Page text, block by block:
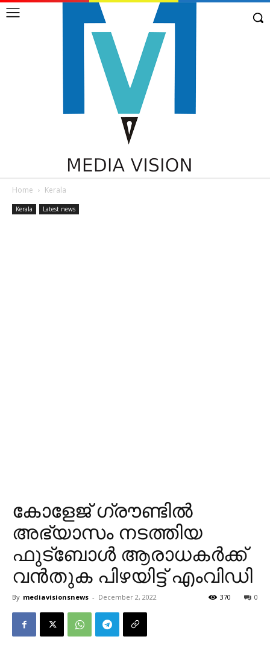
Home Kerala
Kerala Latest news
കോളേജ് ​ഗ്രൗണ്ടിൽ
അഭ്യാസം നടത്തിയ
ഫുട്ബോൾ ആരാധകർക്ക്
വൻതുക പിഴയിട്ട് എംവിഡി
By mediavisionsnews - December 2, 2022 0
370